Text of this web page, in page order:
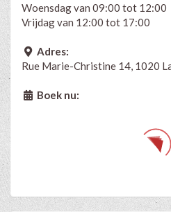
Woensdag van 09:00 tot 12:00
Vrijdag van 12:00 tot 17:00
Adres:
Rue Marie-Christine 14, 1020
Boek nu: